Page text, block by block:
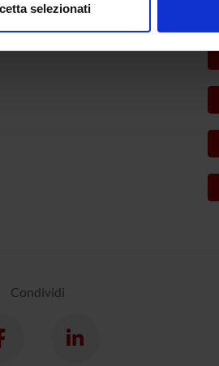
combinarle con altre
selezionati
Condividi